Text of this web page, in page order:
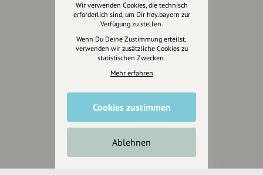
Marketing
Design & Branding
Anakin Design
Unterstütze
unsere Plattform
hey.bayern ist ein Projekt von
uns für unsere Region und
für alle, die uns besuchen
Wir verwenden Cookies, die technisch
erforderlich sind, um Dir hey.bayern zur
Verfügung zu stellen.
Wenn Du Deine Zustimmung erteilst,
verwenden wir zusätzliche Cookies zu
statistischen Zwecken.
Mehr erfahren
Cookies zustimmen
Ablehnen